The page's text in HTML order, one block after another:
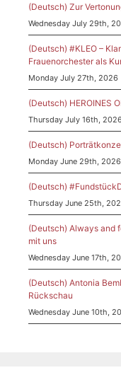
(Deutsch) Zur
Wednesday July 29th,
(Deutsch) #KLEO –
Frauenorchester als
Monday July 27th, 2026
(Deutsch) HEROINES
Thursday July 16th, 2026
(Deutsch)
Monday June 29th, 2026
(Deutsch)
Thursday June 25th,
(Deutsch) Always and
mit uns
Wednesday June 17th,
(Deutsch) Antonia
Rückschau
Wednesday June 10th,